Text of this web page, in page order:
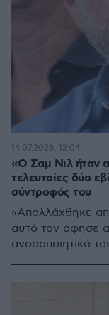
«Ο Σαμ Νιλ ήταν
τελευταίες δύο
σύντροφός του
«Απαλλάχθηκε
αυτό τον άφησε
ανοσοποιητικό
14.07.2026, 12:04